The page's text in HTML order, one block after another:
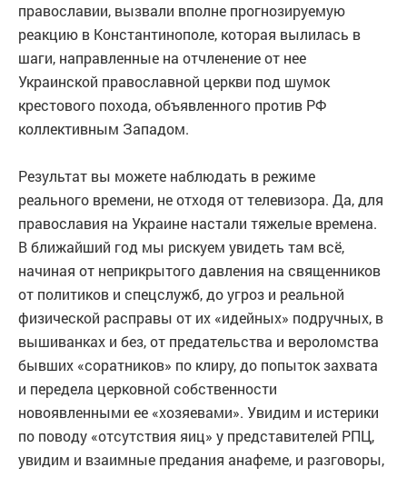
православии, вызвали вполне прогнозируемую
реакцию в Константинополе, которая вылилась в
шаги, направленные на отчленение от нее
Украинской православной церкви под шумок
крестового похода, объявленного против РФ
коллективным Западом.
Результат вы можете наблюдать в режиме
реального времени, не отходя от телевизора. Да, для
православия на Украине настали тяжелые времена.
В ближайший год мы рискуем увидеть там всё,
начиная от неприкрытого давления на священников
от политиков и спецслужб, до угроз и реальной
физической расправы от их «идейных» подручных, в
вышиванках и без, от предательства и вероломства
бывших «соратников» по клиру, до попыток захвата
и передела церковной собственности
новоявленными ее «хозяевами». Увидим и истерики
по поводу «отсутствия яиц» у представителей РПЦ,
увидим и взаимные предания анафеме, и разговоры,